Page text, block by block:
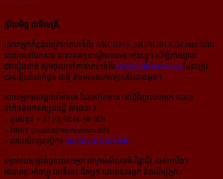
ប្រិយមិត្ត ជាទីមេត្រី,
លោកអ្នកកំពុងពិគ្រោះគេហទំព័រ ARCHIVE.MONOROOM.info ដែល
ជាសំណៅឯកសារ របស់ទស្សនាវដ្ដីមនោរម្យ.អាំងហ្វូ។ ដើម្បីការផ្សាយ
ជាទៀងទាត់ សូមចូលទៅកាន់​គេហទំព័រ MONOROOM.info ដែលត្រូវ
បានរៀបចំដាក់ជូន ជាថ្មី និងមានសភាពប្រសើរជាងមុន។
លោកអ្នកអាចផ្ដល់ព័ត៌មាន ដែលកើតមាន នៅជុំវិញលោកអ្នក ដោយ
ទាក់ទងមកទស្សនាវដ្ដី តាមរយៈ៖
» ទូរស័ព្ទ៖ + 33 (0) 98 06 98 909
» មែល៖ contact@monoroom.info
» សារលើហ្វេសប៊ុក៖ MONOROOM.info
រក្សាភាពសម្ងាត់ជូនលោកអ្នក ជាក្រមសីលធម៌-​វិជ្ជាជីវៈ​របស់យើង។
មនោរម្យ.អាំងហ្វូ នៅទីនេះ ជិតអ្នក ដោយសារអ្នក និងដើម្បីអ្នក !